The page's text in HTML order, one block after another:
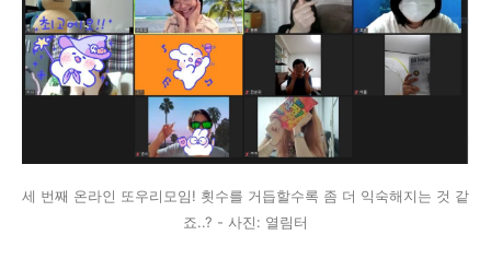
세 번째 온라인 또우리모임! 횟수를 거듭할수록 좀 더 익숙해지는 것 같
죠..? - 사진: 열림터